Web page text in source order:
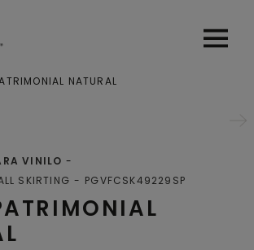
OpenOpen
NATURAL
VINILO
SKIRTING
PGVFCSK49229SP